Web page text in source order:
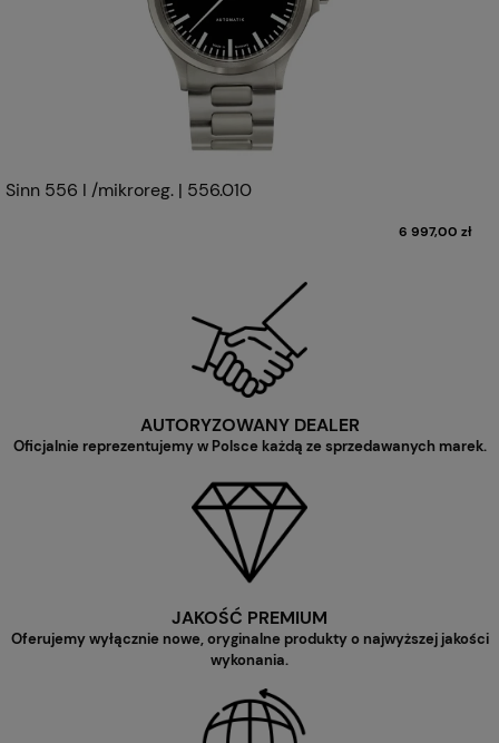
Sinn 556 I /mikroreg. | 556.010
6 997,00 zł
AUTORYZOWANY DEALER
Oficjalnie reprezentujemy w Polsce każdą ze sprzedawanych marek.
JAKOŚĆ PREMIUM
Oferujemy wyłącznie nowe, oryginalne produkty o najwyższej jakości
wykonania.